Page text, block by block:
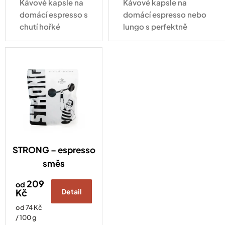
Kávové kapsle na
domácí espresso s
chutí hořké
čokolády,
zemitosti a
nádechem.
Kompatibilní se
všemi druhy
kávovarů
standardu
Original
Kávové kapsle na
domácí espresso nebo
lungo s perfektně
vyváženou
STRONG – espresso
směs
od 209
Kč
Měrná
cena:
od 74 Kč
/ 100 g
Detail